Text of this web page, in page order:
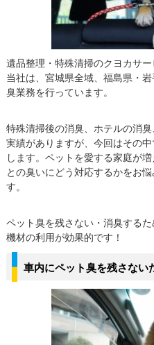
遺品整理・特殊清掃のクヨカサー
当社は、宮城県全域、福島県・
臭業務を行っています。
特殊清掃後の消臭、ホテルの消
実績がありますが、今回はその
します。ペットを愛する家庭が
との臭いにどう対応するかをお
す。
ペット臭を残さない・消臭する
機材の利用が効果的です！
車内にペット臭を残さない